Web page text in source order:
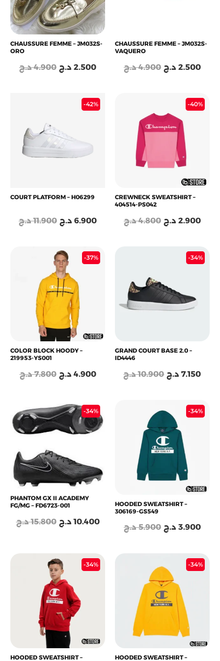
CHAUSSURE FEMME – JM032S-
ORO
4.900 د.ج 2.500 د.ج
CHAUSSURE FEMME – JM032S-
VAQUERO
4.900 د.ج 2.500 د.ج
-42%
COURT PLATFORM – H06299
11.900 د.ج 6.900 د.ج
Le
prix
-40%
CREWNECK SWEATSHIRT –
404514-PS042
4.800 د.ج
initial
était :
2.900 د.ج
Le
prix
-37%
COLOR BLOCK HOODY –
219953-YS001
7.800 د.ج
Le
prix
initial
était :
4.900 د.ج
Le
prix
4.900 د.ج.
-34%
GRAND COURT BASE 2.0 –
ID4446
10.900 د.ج 7.150 د.ج
Le
prix
-34%
PHANTOM GX II ACADEMY
FG/MG – FD6723-001
15.800 د.ج
Le
prix
initial
était :
10.400 د.ج
Le
prix
actuel
-34%
HOODED SWEATSHIRT –
306169-GS549
5.900 د.ج
prix
initial
était :
3.900 د.ج
Le
prix
-34%
HOODED SWEATSHIRT –
Le
prix
initial
était :
Le
prix
-34%
HOODED SWEATSHIRT –
prix
initial
était :
Le
prix